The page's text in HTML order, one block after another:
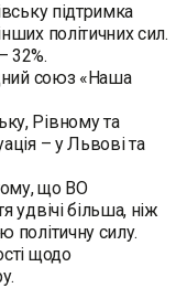
підтримка
політичних сил.
32%.
союз «Наша
Рівному та
– у Львові та
що ВО
удвічі більша, ніж
політичну силу.
щодо